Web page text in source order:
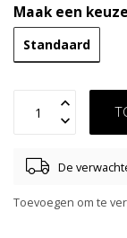
Maak een
Standaard
De
Toevoegen om te